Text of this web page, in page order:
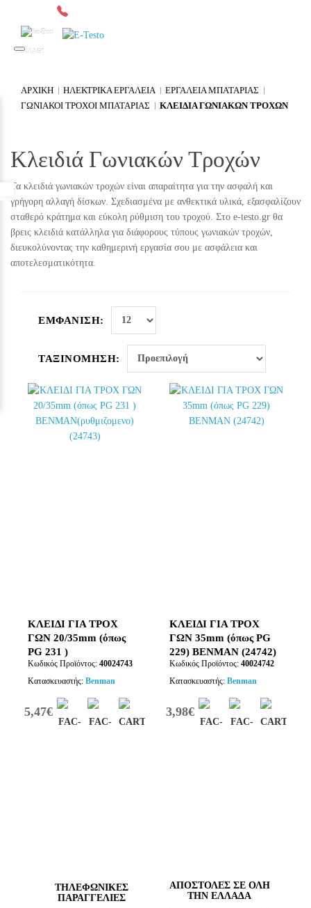
ΚΑΛΑΘΙ
0
ΑΡΧΙΚΉ ΗΛΕΚΤΡΙΚΑ ΕΡΓΑΛΕΙΑ
ΕΡΓΑΛΕΙΑ ΜΠΑΤΑΡΙΑΣ
ΓΩΝΙΑΚΟΙ ΤΡΟΧΟΙ ΜΠΑΤΑΡΙΑΣ
ΚΛΕΙΔΙΆ ΓΩΝΙΑΚΏΝ ΤΡΟΧΏΝ
Κλειδιά Γωνιακών Τροχών
Τα κλειδιά γωνιακών τροχών είναι απαραίτητα για την ασφαλή και
γρήγορη αλλαγή δίσκων. Σχεδιασμένα με ανθεκτικά υλικά, εξασφαλίζουν
σταθερό κράτημα και εύκολη ρύθμιση του τροχού. Στο e-testo.gr θα
βρεις κλειδιά κατάλληλα για διάφορους τύπους γωνιακών τροχών,
διευκολύνοντας την καθημερινή εργασία σου με ασφάλεια και
αποτελεσματικότητα.
ΕΜΦΆΝΙΣΗ:
ΤΑΞΙΝΌΜΗΣΗ:
ΚΛΕΙΔΙ ΓΙΑ ΤΡΟΧ
ΓΩΝ 20/35mm (όπως
PG 231 )
BENMAN(ρυθμιζομενο)
(24743)
Κωδικός Προϊόντος: 40024743
Κατασκευαστής: Benman
5,47€
ΚΛΕΙΔΙ ΓΙΑ ΤΡΟΧ
ΓΩΝ 35mm (όπως PG
229) BENMAN (24742)
Κωδικός Προϊόντος: 40024742
Κατασκευαστής: Benman
3,98€
TΗΛΕΦΩΝΙΚΈΣ
ΠΑΡΑΓΓΕΛΊΕΣ
ΑΠΟΣΤΟΛΕΣ ΣΕ ΟΛΗ
ΤΗΝ ΕΛΛΑΔΑ
Προσβασιμότητα